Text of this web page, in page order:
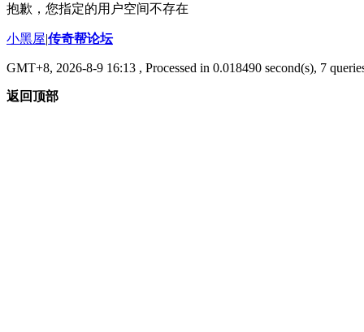
抱歉，您指定的用户空间不存在
小黑屋|传奇帮论坛
GMT+8, 2026-8-9 16:13 , Processed in 0.018490 second(s), 7
返回顶部